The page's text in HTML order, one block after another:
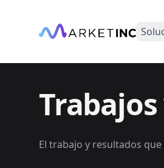
El trabajo y resultados